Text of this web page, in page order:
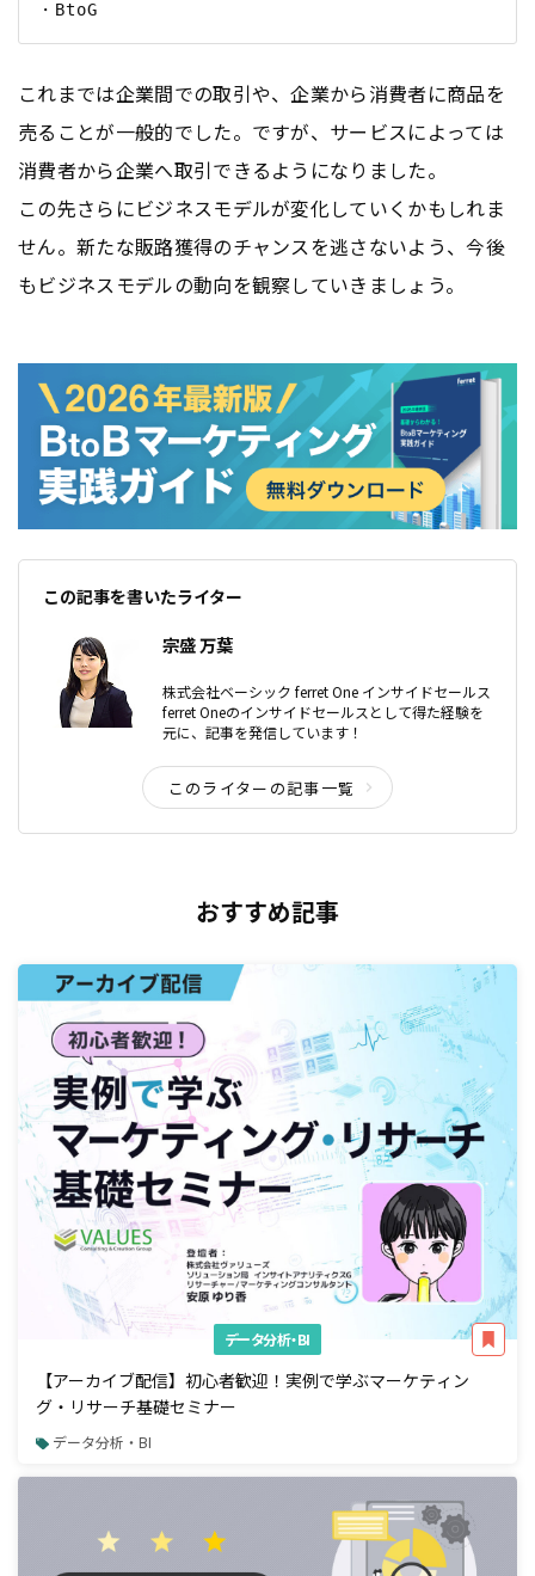
これまでは企業間での取引や、企業から消費者に商品を
売ることが一般的でした。ですが、サービスによっては
消費者から企業へ取引できるようになりました。
この先さらにビジネスモデルが変化していくかもしれま
せん。新たな販路獲得のチャンスを逃さないよう、今後
もビジネスモデルの動向を観察していきましょう。
この記事を書いたライター
宗盛 万葉
株式会社ベーシック ferret One インサイドセールス
ferret Oneのインサイドセールスとして得た経験を
元に、記事を発信しています！
このライターの記事一覧
おすすめ記事
データ分析・BI
【アーカイブ配信】初心者歓迎！実例で学ぶマーケティン
グ・リサーチ基礎セミナー
データ分析・BI